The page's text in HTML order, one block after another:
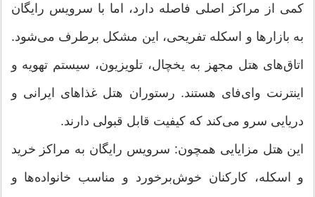
کمی از مراکز اصلی فاصله دارد، اما با سرویس رایگان
به بازارها و اسکله تفریحی، این مشکل برطرف می‌شود.
اتاق‌های هتل مجهز به یخچال، تلویزیون، سیستم تهویه و
اینترنت وای‌فای هستند. رستوران هتل غذاهای ایرانی و
دریایی سرو می‌کند که کیفیت قابل قبولی دارند.
این هتل مزایایی همچون: سرویس رایگان به مراکز خرید
و اسکله، کارکنان خوش‌برخورد و مناسب خانواده‌ها و